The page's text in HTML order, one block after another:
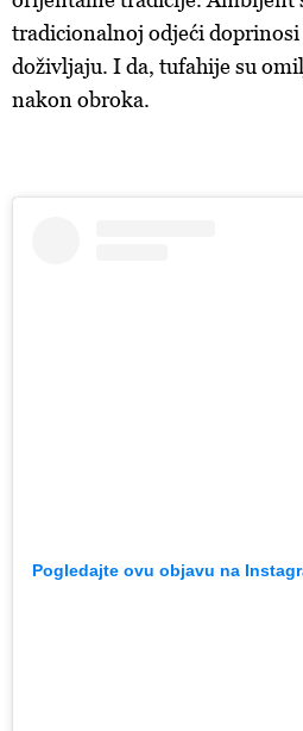
tradicionalnoj odjeći
doživljaju. I da, tufahije su
nakon obroka.
Pogledajte ovu objavu na